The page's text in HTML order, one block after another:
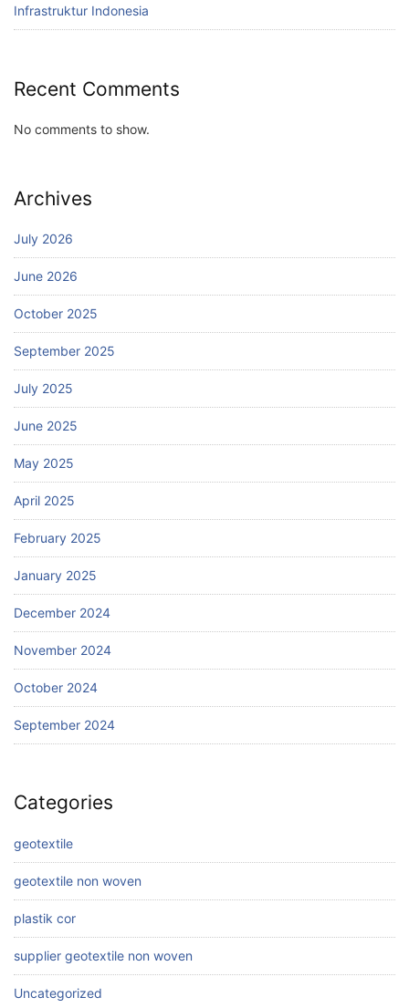
Infrastruktur Indonesia
Recent Comments
No comments to show.
Archives
July 2026
June 2026
October 2025
September 2025
July 2025
June 2025
May 2025
April 2025
February 2025
January 2025
December 2024
November 2024
October 2024
September 2024
Categories
geotextile
geotextile non woven
plastik cor
supplier geotextile non woven
Uncategorized